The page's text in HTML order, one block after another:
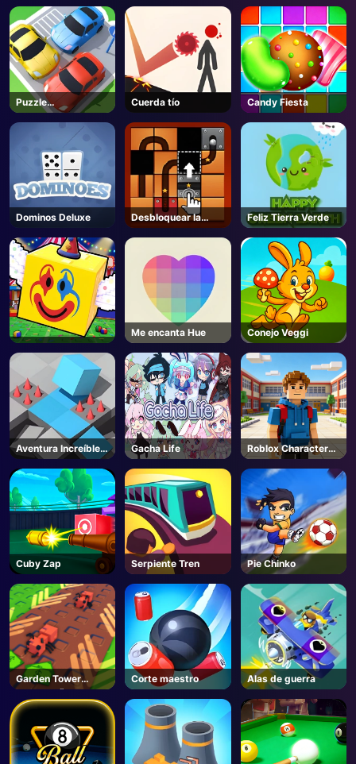
Puzzle
Aparcamiento 3d
Cuerda tío Candy Fiesta
Dominos Deluxe
Desbloquear la
pelota
Feliz Tierra Verde
Me encanta Hue Conejo Veggi
Aventura Increíble
Cubo
Gacha Life
Roblox Character
Generator
Cuby Zap Serpiente Tren Pie Chinko
Garden Tower
Defense 🌻 - Roblox
Corte maestro Alas de guerra